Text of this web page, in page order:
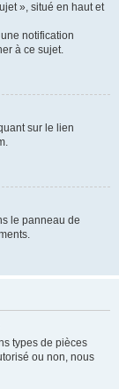
», situé en haut et
notification
à ce sujet.
sur le lien
le panneau de
types de pièces
ou non, nous